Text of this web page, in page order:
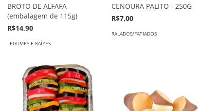
BROTO DE ALFAFA
(embalagem de 115g)
R$14,90
LEGUMES E RAÍZES
CENOURA PALITO - 250G
R$7,00
RALADOS/FATIADOS